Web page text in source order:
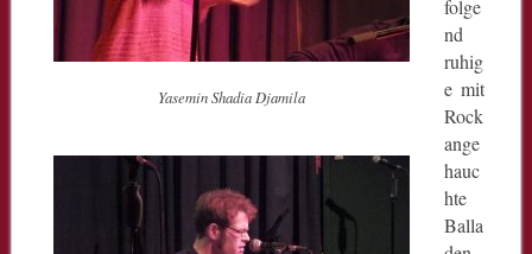
Yasemin Shadia Djamila
folge
nd
ruhig
e mit
Rock
ange
hauc
hte
Balla